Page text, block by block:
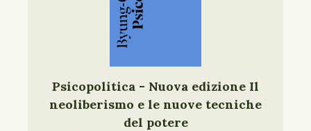
Psicopolitica - Nuova edizione Il
neoliberismo e le nuove tecniche
del potere